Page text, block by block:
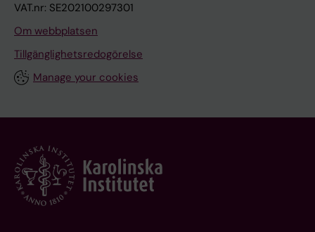
VAT.nr: SE202100297301
Om webbplatsen
Tillgänglighetsredogörelse
Manage your cookies